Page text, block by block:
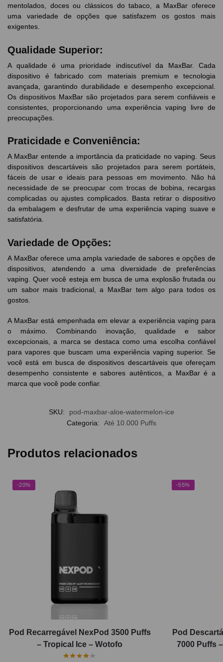
mentolados, doces ou clássicos do tabaco, a MaxBar oferece
uma variedade de opções que satisfazem os gostos mais
exigentes.
Qualidade Superior:
A qualidade é uma prioridade indiscutível da MaxBar. Cada
dispositivo é fabricado com materiais premium e tecnologia
avançada, garantindo durabilidade e desempenho excepcional.
Os dispositivos MaxBar são projetados para serem confiáveis e
consistentes, proporcionando uma experiência vaping livre de
preocupações.
Praticidade e Conveniência:
A MaxBar entende a importância da praticidade no vaping. Seus
dispositivos descartáveis são projetados para serem portáteis,
fáceis de usar e ideais para pessoas em movimento. Não há
necessidade de se preocupar com trocas de bobina, recargas
complicadas ou ajustes complicados. Basta retirar o dispositivo
da embalagem e desfrutar de uma experiência vaping suave e
satisfatória.
Variedade de Opções:
A MaxBar oferece uma ampla variedade de sabores e opções de
dispositivos, atendendo a uma diversidade de preferências
vaping. Quer você esteja em busca de uma explosão frutada ou
um sabor mais tradicional, a MaxBar tem algo para todos os
gostos.
A MaxBar está empenhada em elevar a experiência vaping para
o máximo. Combinando inovação, qualidade e sabor
excepcionais, a marca se destaca como uma escolha confiável
para vapores que buscam uma experiência vaping superior. Se
você está em busca de dispositivos descartáveis que ofereçam
desempenho consistente e sabores autênticos, a MaxBar é a
marca que você pode confiar.
SKU:
pod-maxbar-aloe-watermelon-ice
Categoria:
Até 10.000 Puffs
Produtos relacionados
-20%
Pod Recarregável NexPod 3500 Puffs
– Tropical Ice – Wotofo
-55%
Pod
7000 Puffs